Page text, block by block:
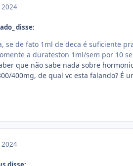
2024
disse:
se de fato 1ml de deca é suficiente
a durateston 1ml/sem por 10
que não sabe nada sobre
400mg, de qual vc esta falando? É
2024